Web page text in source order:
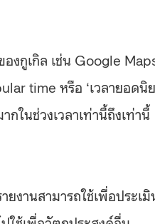
องกูเกิล เช่น Google
time หรือ ‘เวลายอด
ในช่วงเวลาเท่านี้ถึงเท่านี้
ายงานสามารถใช้เพื่อปร